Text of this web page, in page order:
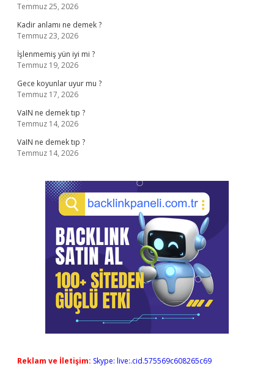
Temmuz 25, 2026
Kadir anlamı ne demek ?
Temmuz 23, 2026
İşlenmemiş yün iyi mi ?
Temmuz 19, 2026
Gece koyunlar uyur mu ?
Temmuz 17, 2026
VaIN ne demek tıp ?
Temmuz 14, 2026
VaIN ne demek tıp ?
Temmuz 14, 2026
Reklam ve İletişim: Skype: live:.cid.575569c608265c69